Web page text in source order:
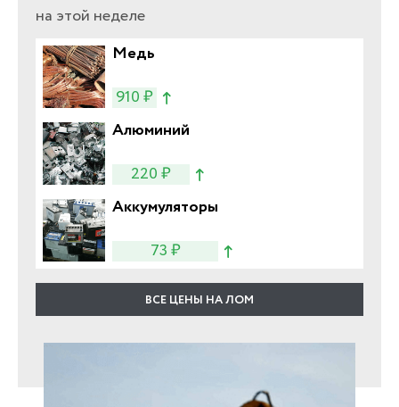
на этой неделе
Медь
910 ₽
Алюминий
220 ₽
Аккумуляторы
73 ₽
ВСЕ ЦЕНЫ НА ЛОМ